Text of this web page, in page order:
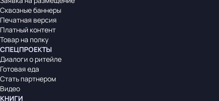
Сквозные баннеры
Печатная версия
Платный контент
Товар на полку
СПЕЦПРОЕКТЫ
Диалоги о ритейле
Готовая еда
Стать партнером
Видео
КНИГИ